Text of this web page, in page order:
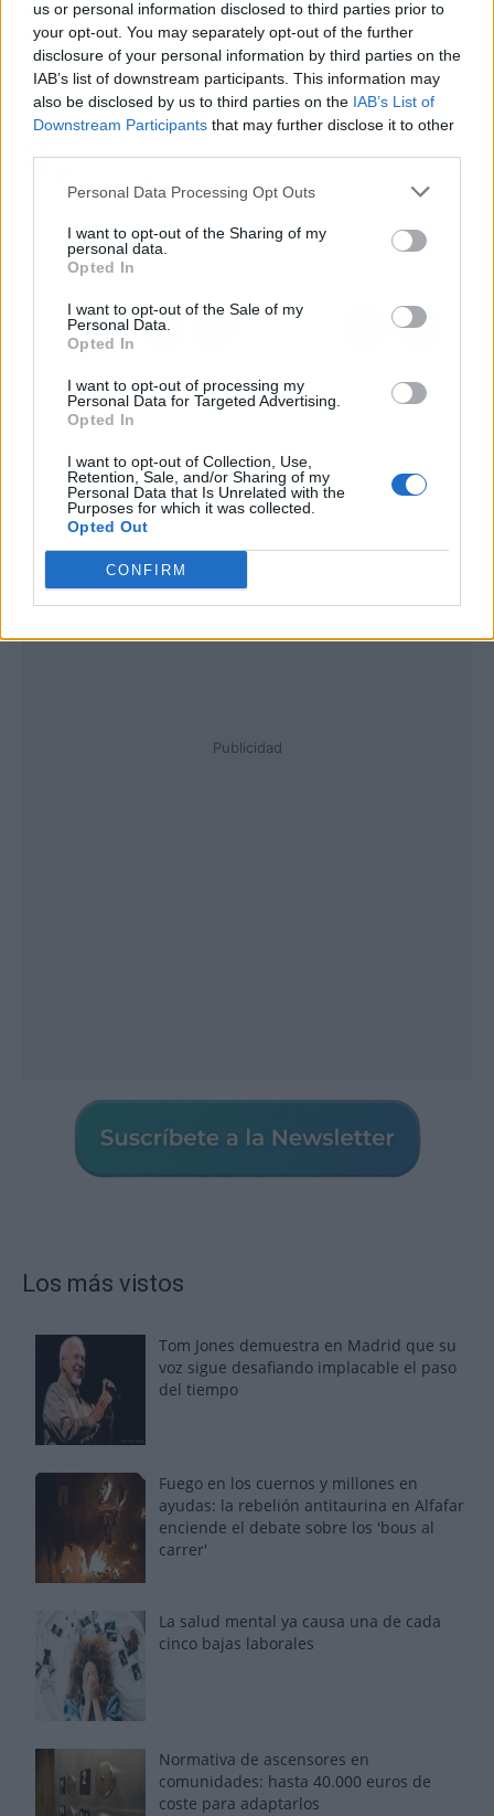
us or personal information disclosed to third parties prior to
your opt-out. You may separately opt-out of the further
disclosure of your personal information by third parties on the
IAB’s list of downstream participants. This information may
also be disclosed by us to third parties on the IAB’s List of
Downstream Participants that may further disclose it to other
Personal Data Processing Opt Outs
I want to opt-out of the Sharing of my
personal data.
Opted In
I want to opt-out of the Sale of my
Personal Data.
Opted In
I want to opt-out of processing my
Personal Data for Targeted Advertising.
Opted In
I want to opt-out of Collection, Use,
Retention, Sale, and/or Sharing of my
Personal Data that Is Unrelated with the
Purposes for which it was collected.
Opted Out
CONFIRM
almacenamiento y gestión logísticapara
brindar a sus clientes un servicio de alta
calidad.
Artículo anterior
Diseño web profesional
Nakerband
Artículo siguiente
Conocer qué es
de recursos humanos en
de 50 trabajadores?
Publicidad
Los más vistos
Tom Jones demuestra en Madrid que su
voz sigue desafiando implacable el paso
del tiempo
Fuego en los cuernos y millones en
ayudas: la rebelión antitaurina en Alfafar
enciende el debate sobre los 'bous al
carrer'
La salud mental ya causa una de cada
cinco bajas laborales
Normativa de ascensores en
comunidades: hasta 40.000 euros de
coste para adaptarlos